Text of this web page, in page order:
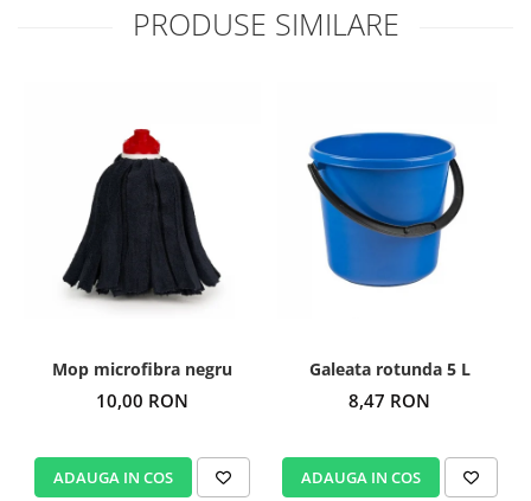
PRODUSE SIMILARE
Mop microfibra negru
10,00 RON
ADAUGA IN COS
Galeata rotunda 5 L
8,47 RON
ADAUGA IN COS